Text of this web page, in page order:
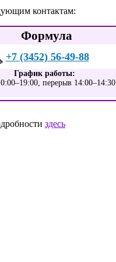
контактам:
Формула
+7 (3452) 56-49-88
График работы:
перерыв 14:00–14:30
здесь